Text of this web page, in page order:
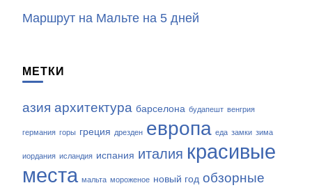
Маршрут на Мальте на 5 дней
МЕТКИ
азия архитектура барселона будапешт венгрия
германия горы греция дрезден европа еда замки зима
иордания исландия испания италия красивые
места мальта мороженое новый год обзорные